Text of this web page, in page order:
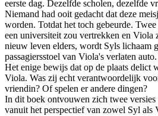
eerste dag. Dezelfde scholen, dezelfde
Niemand had ooit gedacht dat deze
worden. Totdat het toch gebeurde.
een universiteit zou vertrekken en Viola
nieuw leven elders, wordt Syls lichaam
passagiersstoel van Viola's verlaten
Het enige bewijs dat op de plaats delict
Viola. Was zij echt verantwoordelijk
vriendin? Of spelen er andere dingen?
In dit boek ontvouwen zich twee
vanuit het perspectief van zowel Syl als